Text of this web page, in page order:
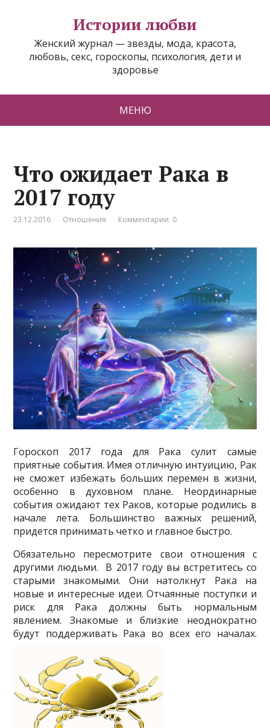
Истории любви
Женский журнал — звезды, мода, красота,
любовь, секс, гороскопы, психология, дети и
здоровье
МЕНЮ
Что ожидает Рака в
2017 году
23.12.2016 Отношения Комментарии: 0
Гороскоп 2017 года для Рака сулит самые
приятные события. Имея отличную интуицию, Рак
не сможет избежать больших перемен в жизни,
особенно в духовном плане. Неординарные
события ожидают тех Раков, которые родились в
начале лета. Большинство важных решений,
придется принимать четко и главное быстро.
Обязательно пересмотрите свои отношения с
другими людьми. В 2017 году вы встретитесь со
старыми знакомыми. Они натолкнут Рака на
новые и интересные идеи. Отчаянные поступки и
риск для Рака должны быть нормальным
явлением. Знакомые и близкие неоднократно
будут поддерживать Рака во всех его началах.